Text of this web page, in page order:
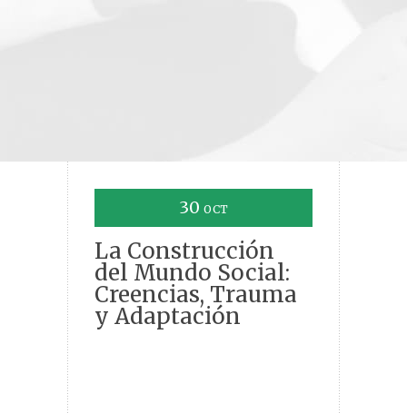
30 OCT
La Construcción
del Mundo Social:
Creencias, Trauma
y Adaptación